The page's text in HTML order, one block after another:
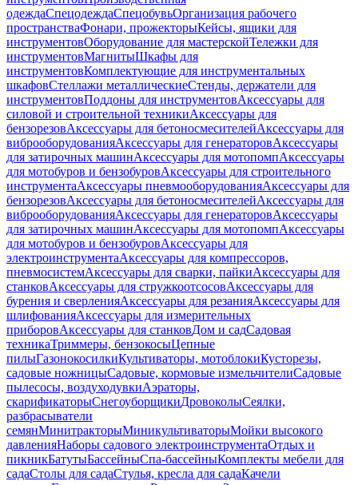
одеждаСпецодеждаСпецобувьОрганизация рабочего
пространстваФонари, прожекторыКейсы, ящики для
инструментовОборудование для мастерскойТележки для
инструментовМагнитыШкафы для
инструментовКомплектующие для инструментальных
шкафовСтеллажи металлическиеСтенды, держатели для
инструментовПоддоны для инструментовАксессуары для
силовой и строительной техникиАксессуары для
бензорезовАксессуары для бетоносмесителейАксессуары для
виброоборудованияАксессуары для генераторовАксессуары
для затирочных машинАксессуары для мотопомпАксессуары
для мотобуров и бензобуровАксессуары для строительного
инструментаАксессуары пневмооборудованияАксессуары для
бензорезовАксессуары для бетоносмесителейАксессуары для
виброоборудованияАксессуары для генераторовАксессуары
для затирочных машинАксессуары для мотопомпАксессуары
для мотобуров и бензобуровАксессуары для
электроинструментаАксессуары для компрессоров,
пневмосистемАксессуары для сварки, пайкиАксессуары для
станковАксессуары для стружкоотсосовАксессуары для
бурения и сверленияАксессуары для резанияАксессуары для
шлифованияАксессуары для измерительных
приборовАксессуары для станковДом и садСадовая
техникаТриммеры, бензокосыЦепные
пилыГазонокосилкиКультиваторы, мотоблокиКусторезы,
садовые ножницыСадовые, кормовые измельчителиСадовые
пылесосы, воздуходувкиАэраторы,
скарификаторыСнегоуборщикиДровоколыСеялки,
разбрасыватели
семянМинитракторыМиникультиваторыМойки высокого
давленияНаборы садового электроинструментаОтдых и
пикникБатутыБассейныСпа-бассейныКомплекты мебели для
садаСтолы для садаСтулья, кресла для садаКачели